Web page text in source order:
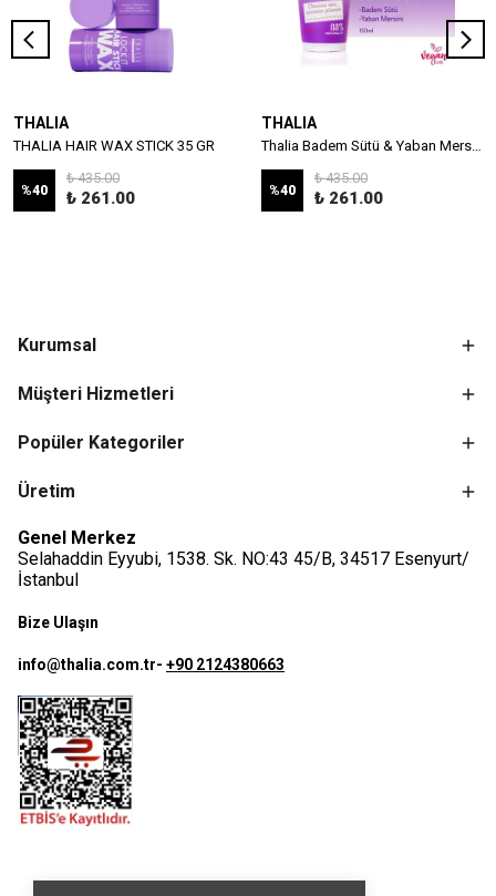
THALIA
THALIA HAIR WAX STICK 35 GR
%40
₺ 435.00
₺ 261.00
THALIA
%40
₺ 435.00
₺ 261.00
Kurumsal
Müşteri Hizmetleri
Popüler Kategoriler
Üretim
Genel Merkez
Selahaddin Eyyubi, 1538. Sk. NO:43 45/B, 34517 Esenyurt/
İstanbul
Bize Ulaşın
info@thalia.com.tr- +90 2124380663